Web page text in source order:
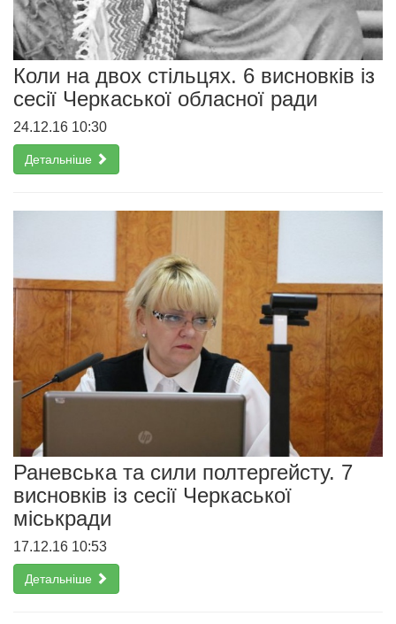
Коли на двох стільцях. 6 висновків із
сесії Черкаської обласної ради
24.12.16 10:30
Детальніше
Раневська та сили полтергейсту. 7
висновків із сесії Черкаської
міськради
17.12.16 10:53
Детальніше